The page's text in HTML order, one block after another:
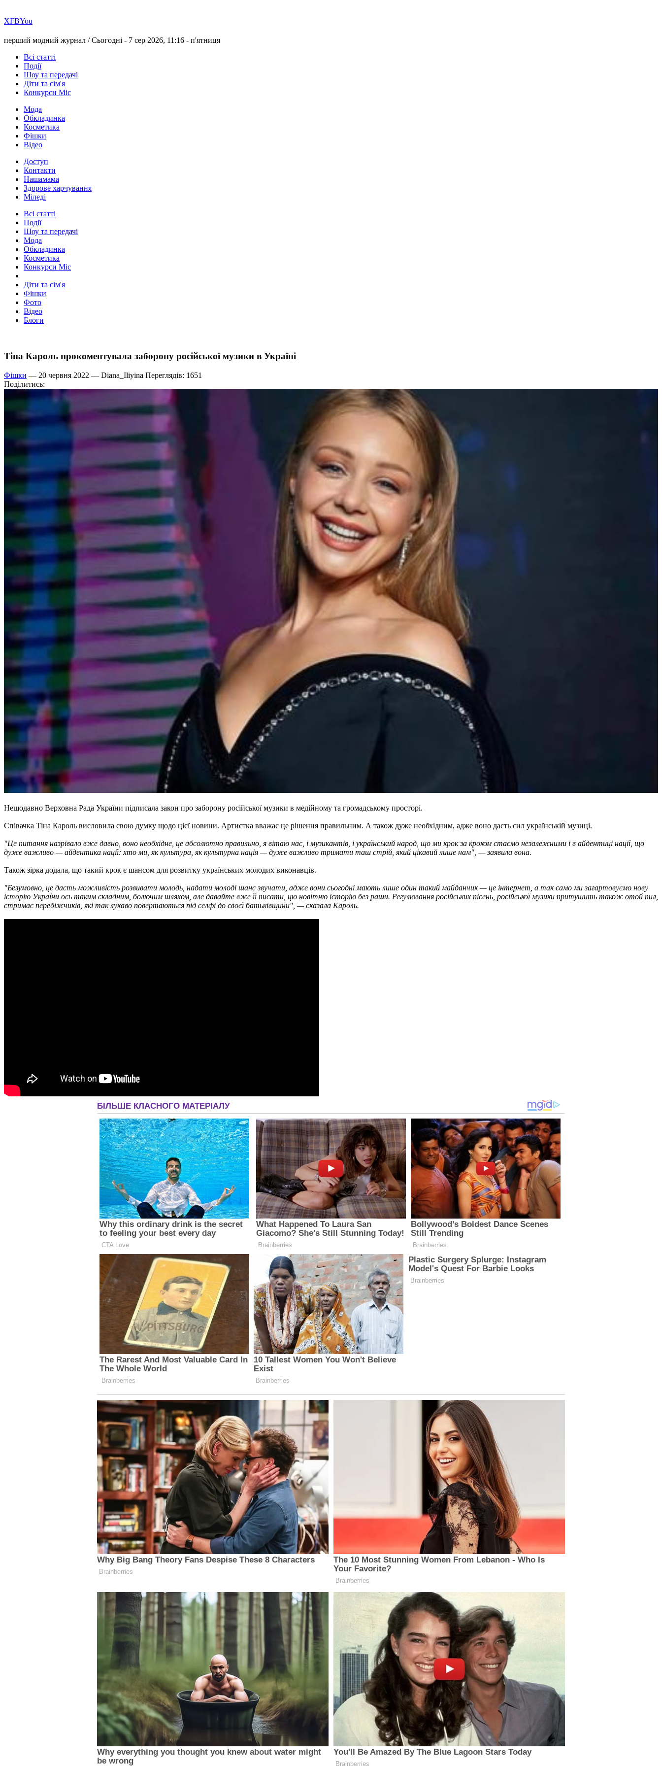
ХFBYou
перший модний журнал /Сьогодні - 7 сер 2026, 11:16 - п'ятниця
Всі статті
Події
Шоу та передачі
Діти та сім'я
Конкурси Міс
Мода
Обкладинка
Косметика
Фішки
Відео
Доступ
Контакти
Нашамама
Здорове харчування
Міледі
Всі статті
Події
Шоу та передачі
Мода
Обкладинка
Косметика
Конкурси Міс
Діти та сім'я
Фішки
Фото
Відео
Блоги
Тіна Кароль прокоментувала заборону російської музики в Україні
Фішки — 20 червня 2022 — Diana_Iliyina Переглядів: 1651
Поділитись:
Нещодавно Верховна Рада України підписала закон про заборону російської музики в медійному та громадському просторі.
Співачка Тіна Кароль висловила свою думку щодо цієї новини. Артистка вважає це рішення правильним. А також дуже необхідним, адже воно дасть сил українській музиці.
"Це питання назрівало вже давно, воно необхідне, це абсолютно правильно, я вітаю нас, і музикантів, і український народ, що ми крок за кроком стаємо незалежними і в айдентиці нації, що
дуже важливо — айдентика нації: хто ми, як культура, як культурна нація — дуже важливо тримати таш стрій, який цікавий лише нам", — заявила вона.
Також зірка додала, що такий крок є шансом для розвитку українських молодих виконавців.
"Безумовно, це дасть можливість розвивати молодь, надати молоді шанс звучати, адже вони сьогодні мають лише один такий майданчик — це інтернет, а так само ми загартовуємо нову
історію України ось таким складним, болючим шляхом, але давайте вже її писати, цю новітню історію без раши. Регулювання російських пісень, російської музики притушить також отой пил,
стримає перебіжчиків, які так лукаво повертаються під селфі до своєї батьківщини", — сказала Кароль.